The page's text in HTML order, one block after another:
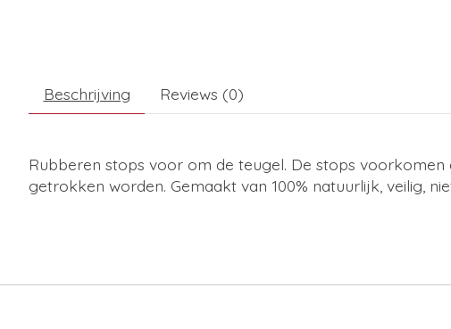
Beschrijving Reviews (0)
Rubberen stops voor om de teugel. De stops
getrokken worden. Gemaakt van 100% natuurlijk, veilig,